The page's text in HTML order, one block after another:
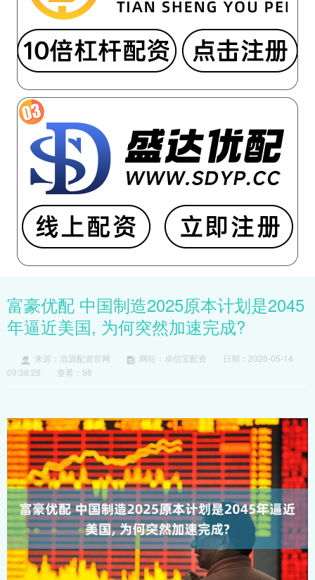
富豪优配 中国制造2025原本计划是2045
年逼近美国, 为何突然加速完成?
来源：浩源配资官网 网站：卓信宝配资
日期：2026-05-14
09:38:28
查看：98